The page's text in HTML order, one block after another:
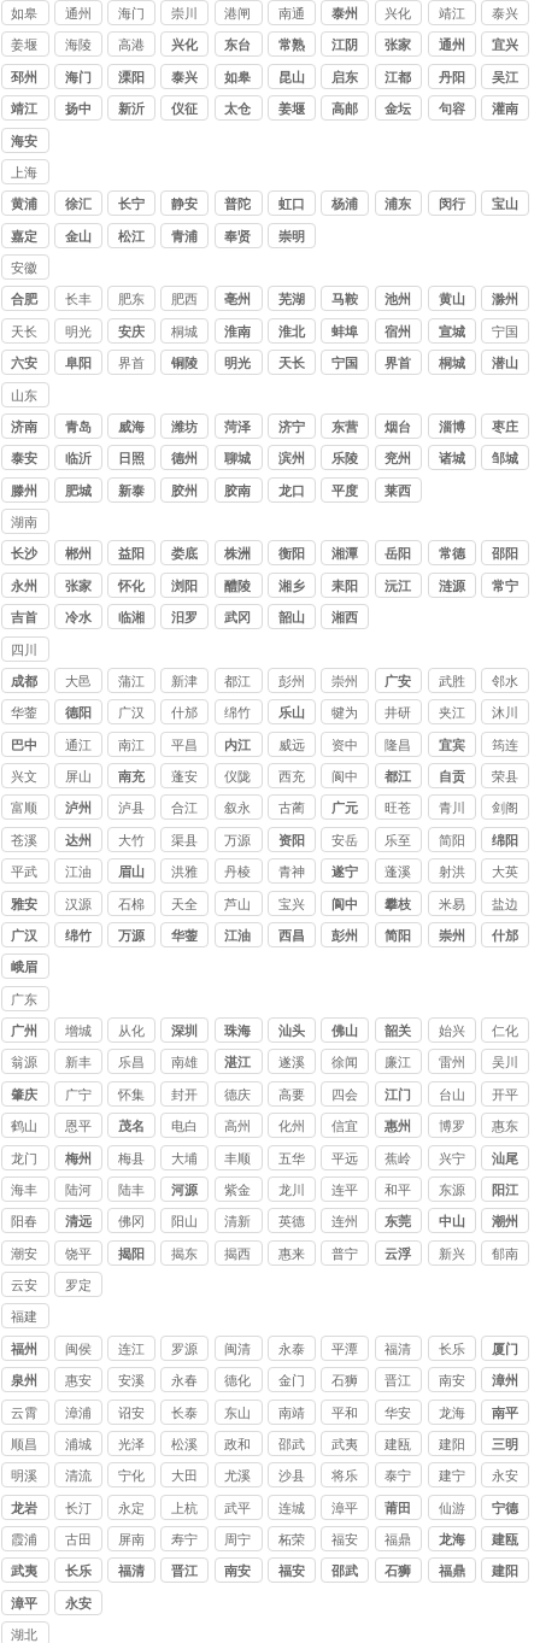
如皋 通州 海门 崇川 港闸 南通 泰州 兴化 靖江 泰兴
姜堰 海陵 高港 兴化 东台 常熟 江阴
张家
港
通州 宜兴
邳州 海门 溧阳 泰兴 如皋 昆山 启东 江都 丹阳 吴江
靖江 扬中 新沂 仪征 太仓 姜堰 高邮 金坛 句容 灌南
海安
上海
讨债
公司
黄浦 徐汇 长宁 静安 普陀 虹口 杨浦 浦东 闵行 宝山
嘉定 金山 松江 青浦 奉贤 崇明
安徽
讨债
公司
合肥 长丰 肥东 肥西 亳州 芜湖
马鞍
山
池州 黄山 滁州
天长 明光 安庆 桐城 淮南 淮北 蚌埠 宿州 宣城 宁国
六安 阜阳 界首 铜陵 明光 天长 宁国 界首 桐城 潜山
山东
讨债
公司
济南 青岛 威海 潍坊 菏泽 济宁 东营 烟台 淄博 枣庄
泰安 临沂 日照 德州 聊城 滨州 乐陵 兖州 诸城 邹城
滕州 肥城 新泰 胶州 胶南 龙口 平度 莱西
湖南
讨债
公司
长沙 郴州 益阳 娄底 株洲 衡阳 湘潭 岳阳 常德 邵阳
永州
张家
界
怀化 浏阳 醴陵 湘乡 耒阳 沅江 涟源 常宁
吉首
冷水
临湘 汨罗 武冈 韶山 湘西
四川
讨债
公司
成都 大邑 蒲江 新津
都江
堰
彭州 崇州 广安 武胜 邻水
华蓥 德阳 广汉 什邡 绵竹 乐山 犍为 井研 夹江 沐川
巴中 通江 南江 平昌 内江 威远 资中 隆昌 宜宾 筠连
兴文 屏山 南充 蓬安 仪陇 西充 阆中
都江
堰
自贡 荣县
富顺 泸州 泸县 合江 叙永 古蔺 广元 旺苍 青川 剑阁
苍溪 达州 大竹 渠县 万源 资阳 安岳 乐至 简阳 绵阳
平武 江油 眉山 洪雅 丹棱 青神 遂宁 蓬溪 射洪 大英
雅安 汉源 石棉 天全 芦山 宝兴 阆中
攀枝
花
米易 盐边
广汉 绵竹 万源 华蓥 江油 西昌 彭州 简阳 崇州 什邡
峨眉
山
广东
讨债
公司
广州 增城 从化 深圳 珠海 汕头 佛山 韶关 始兴 仁化
翁源 新丰 乐昌 南雄 湛江 遂溪 徐闻 廉江 雷州 吴川
肇庆 广宁 怀集 封开 德庆 高要 四会 江门 台山 开平
鹤山 恩平 茂名 电白 高州 化州 信宜 惠州 博罗 惠东
龙门 梅州 梅县 大埔 丰顺 五华 平远 蕉岭 兴宁 汕尾
海丰 陆河 陆丰 河源 紫金 龙川 连平 和平 东源 阳江
阳春 清远 佛冈 阳山 清新 英德 连州 东莞 中山 潮州
潮安 饶平 揭阳 揭东 揭西 惠来 普宁 云浮 新兴 郁南
云安 罗定
福建
讨债
公司
福州 闽侯 连江 罗源 闽清 永泰 平潭 福清 长乐 厦门
泉州 惠安 安溪 永春 德化 金门 石狮 晋江 南安 漳州
云霄 漳浦 诏安 长泰 东山 南靖 平和 华安 龙海 南平
顺昌 浦城 光泽 松溪 政和 邵武
武夷
山
建瓯 建阳 三明
明溪 清流 宁化 大田 尤溪 沙县 将乐 泰宁 建宁 永安
龙岩 长汀 永定 上杭 武平 连城 漳平 莆田 仙游 宁德
霞浦 古田 屏南 寿宁 周宁 柘荣 福安 福鼎 龙海 建瓯
武夷
山
长乐 福清 晋江 南安 福安 邵武 石狮 福鼎 建阳
漳平 永安
湖北